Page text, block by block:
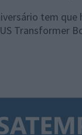
tem
Transformer